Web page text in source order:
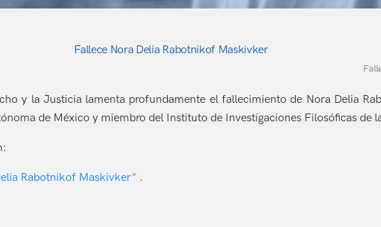
Fallece Nora Delia Rabotnikof Maskivker
y la Justicia lamenta profundamente el fallecimiento de Nora Delia
de México y miembro del Instituto de Investigaciones Filosóficas de
Rabotnikof Maskivker" .